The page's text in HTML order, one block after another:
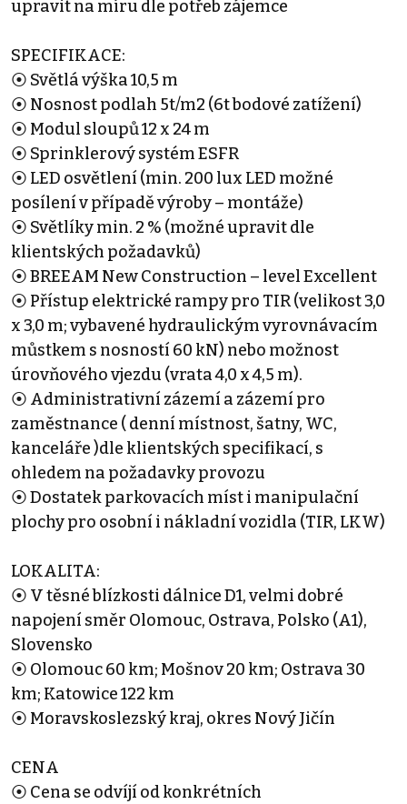
upravit na míru dle potřeb zájemce
SPECIFIKACE:
⦿ Světlá výška 10,5 m
⦿ Nosnost podlah 5t/m2 (6t bodové zatížení)
⦿ Modul sloupů 12 x 24 m
⦿ Sprinklerový systém ESFR
⦿ LED osvětlení (min. 200 lux LED možné
posílení v případě výroby – montáže)
⦿ Světlíky min. 2 % (možné upravit dle
klientských požadavků)
⦿ BREEAM New Construction – level Excellent
⦿ Přístup elektrické rampy pro TIR (velikost 3,0
x 3,0 m; vybavené hydraulickým vyrovnávacím
můstkem s nosností 60 kN) nebo možnost
úrovňového vjezdu (vrata 4,0 x 4,5 m).
⦿ Administrativní zázemí a zázemí pro
zaměstnance ( denní místnost, šatny, WC,
kanceláře )dle klientských specifikací, s
ohledem na požadavky provozu
⦿ Dostatek parkovacích míst i manipulační
plochy pro osobní i nákladní vozidla (TIR, LKW)
LOKALITA:
⦿ V těsné blízkosti dálnice D1, velmi dobré
napojení směr Olomouc, Ostrava, Polsko (A1),
Slovensko
⦿ Olomouc 60 km; Mošnov 20 km; Ostrava 30
km; Katowice 122 km
⦿ Moravskoslezský kraj, okres Nový Jičín
CENA
⦿ Cena se odvíjí od konkrétních